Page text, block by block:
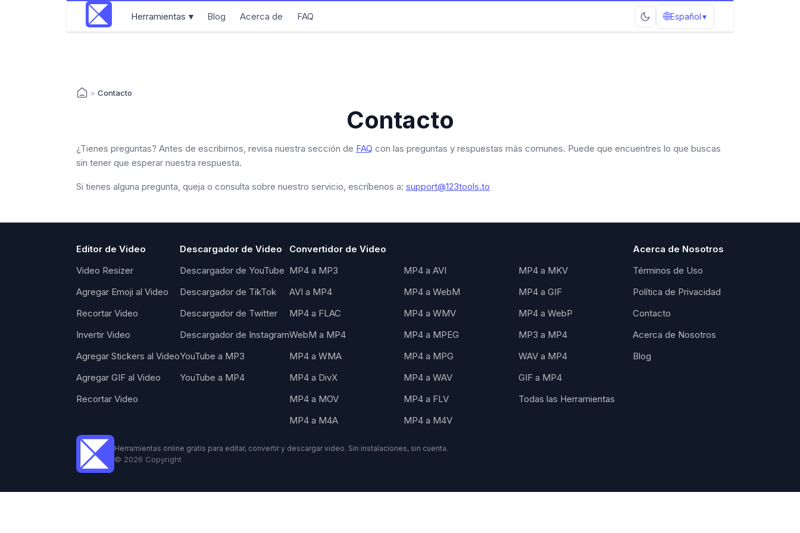
Herramientas ▼ Blog Acerca de FAQ 🌐Español▾
> Contacto
Contacto
¿Tienes preguntas? Antes de escribirnos, revisa nuestra sección de FAQ con las preguntas y respuestas más comunes. Puede que encuentres lo que buscas
sin tener que esperar nuestra respuesta.
Si tienes alguna pregunta, queja o consulta sobre nuestro servicio, escríbenos a: support@123tools.to
Editor de Video
Video Resizer
Agregar Emoji al Video
Recortar Video
Invertir Video
Agregar Stickers al Video
Agregar GIF al Video
Recortar Video
Descargador de Video
Descargador de YouTube
Descargador de TikTok
Descargador de Twitter
Descargador de Instagram
YouTube a MP3
YouTube a MP4
Convertidor de Video
MP4 a MP3
AVI a MP4
MP4 a FLAC
WebM a MP4
MP4 a WMA
MP4 a DivX
MP4 a MOV
MP4 a M4A
MP4 a AVI
MP4 a WebM
MP4 a WMV
MP4 a MPEG
MP4 a MPG
MP4 a WAV
MP4 a FLV
MP4 a M4V
MP4 a MKV
MP4 a GIF
MP4 a WebP
MP3 a MP4
WAV a MP4
GIF a MP4
Todas las Herramientas
Acerca de Nosotros
Términos de Uso
Política de Privacidad
Contacto
Acerca de Nosotros
Blog
Herramientas online gratis para editar, convertir y descargar video. Sin instalaciones, sin cuenta.
© 2026 Copyright